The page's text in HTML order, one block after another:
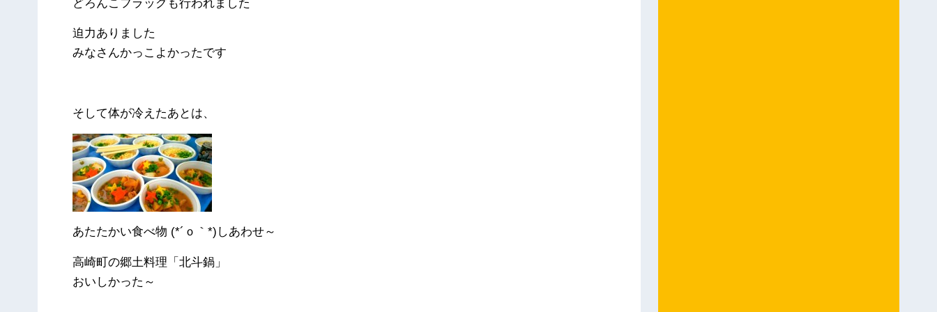
どろんこフラッグも行われました
迫力ありました
みなさんかっこよかったです
そして体が冷えたあとは、
あたたかい食べ物 (*´ｏ｀*)しあわせ～
高崎町の郷土料理「北斗鍋」
おいしかった～